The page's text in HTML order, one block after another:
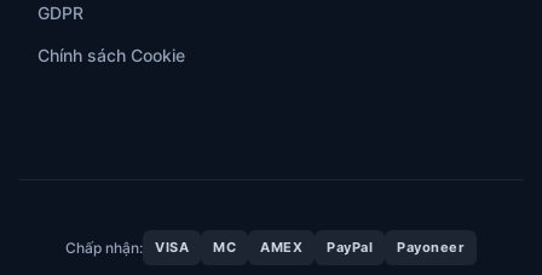
GDPR
Chính sách Cookie
Chấp nhận: VISA MC AMEX PayPal Payoneer